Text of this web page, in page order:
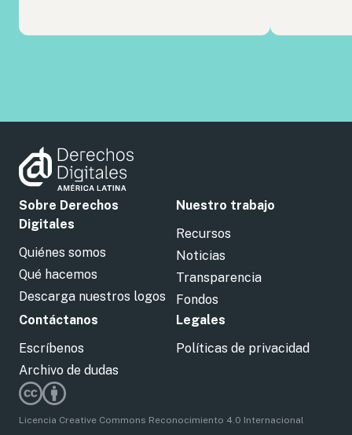
Sobre Derechos
Digitales
Quiénes somos
Qué hacemos
Descarga nuestros logos
Nuestro trabajo
Recursos
Noticias
Transparencia
Fondos
Contáctanos
Escríbenos
Archivo de dudas
Legales
Políticas de privacidad
Licencia Creative Commons Reconocimiento 4.0 Internacional